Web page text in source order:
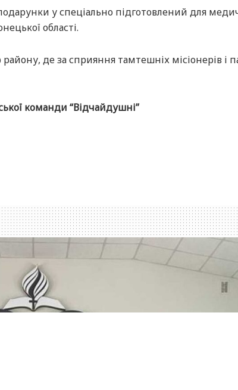
у спеціально підготовлений для
області.
де за сприяння тамтешніх місіонерів і
команди “Відчайдушні”